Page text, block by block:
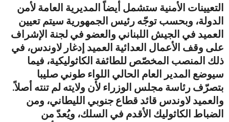
التعيينات الأمنية ستشمل أيضاً المديرية العامة لأمن
الدولة، وبحسب توجّه رئيس الجمهورية سيتم تعيين
العميد في الجيش اللبناني والعضو في لجنة الإشراف
على وقف الأعمال العدائية العميد إدغار لاوندس، في
ذلك المنصب المخصّص للطائفة الكاثوليكية، فيما
سيوضع المدير العام الحالي اللواء طوني صليبا
بتصرّف رئاسة مجلس الوزراء لأن ولايته لم تنته أصلاً.
والعميد لاوندس قائد قطاع جنوبي الليطاني، ومن
الضباط الكاثوليك الأقدم في السلك، ويُعدّ من